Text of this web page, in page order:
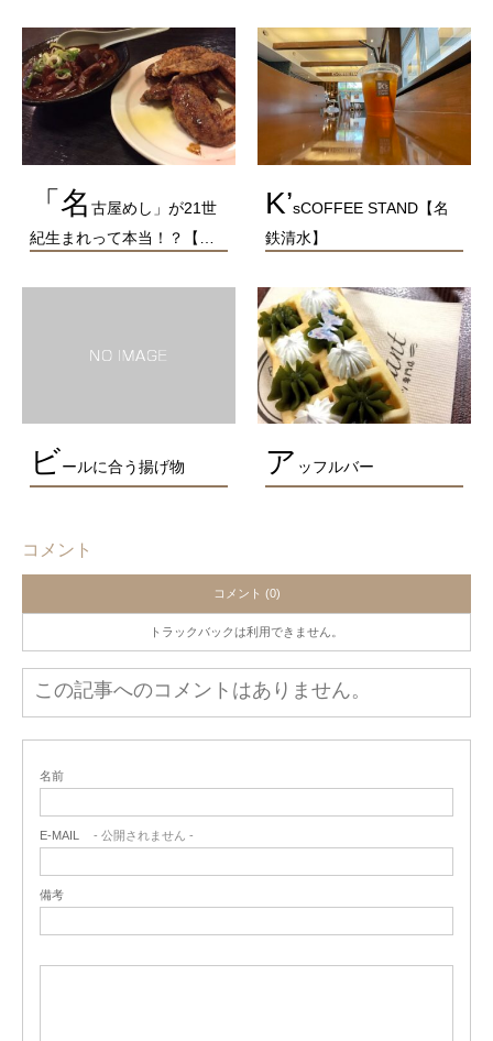
「名 古屋めし」が21世
紀生まれって本当！？【…
K’sCOFFEE STAND【名
鉄清水】
ビールに合う揚げ物 ア ッフルバー
コメント
コメント (0)
トラックバックは利用できません。
この記事へのコメントはありません。
名前
E-MAIL - 公開されません -
備考